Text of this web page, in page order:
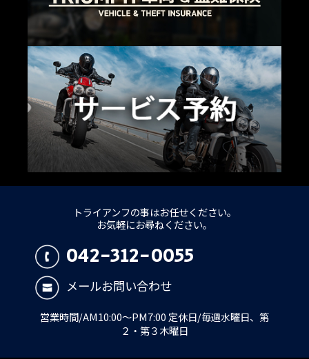
トライアンフの事はお任せください。
お気軽にお尋ねください。
042-312-0055
メールお問い合わせ
営業時間/AM10:00～PM7:00 定休日/毎週水曜日、第
２・第３木曜日